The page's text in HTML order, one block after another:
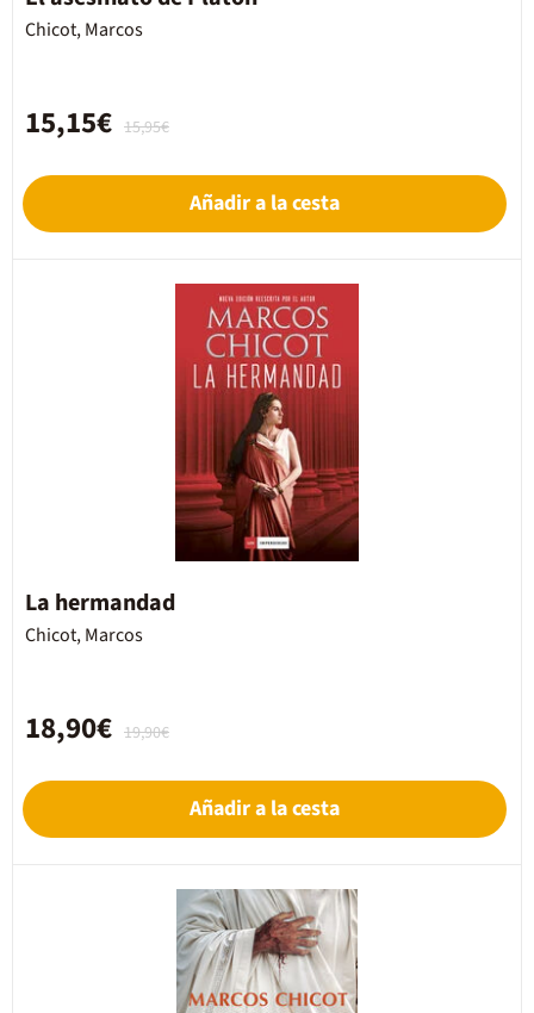
Chicot, Marcos
15,95€
15,15€
Añadir a la cesta
La hermandad
Chicot, Marcos
19,90€
18,90€
Añadir a la cesta